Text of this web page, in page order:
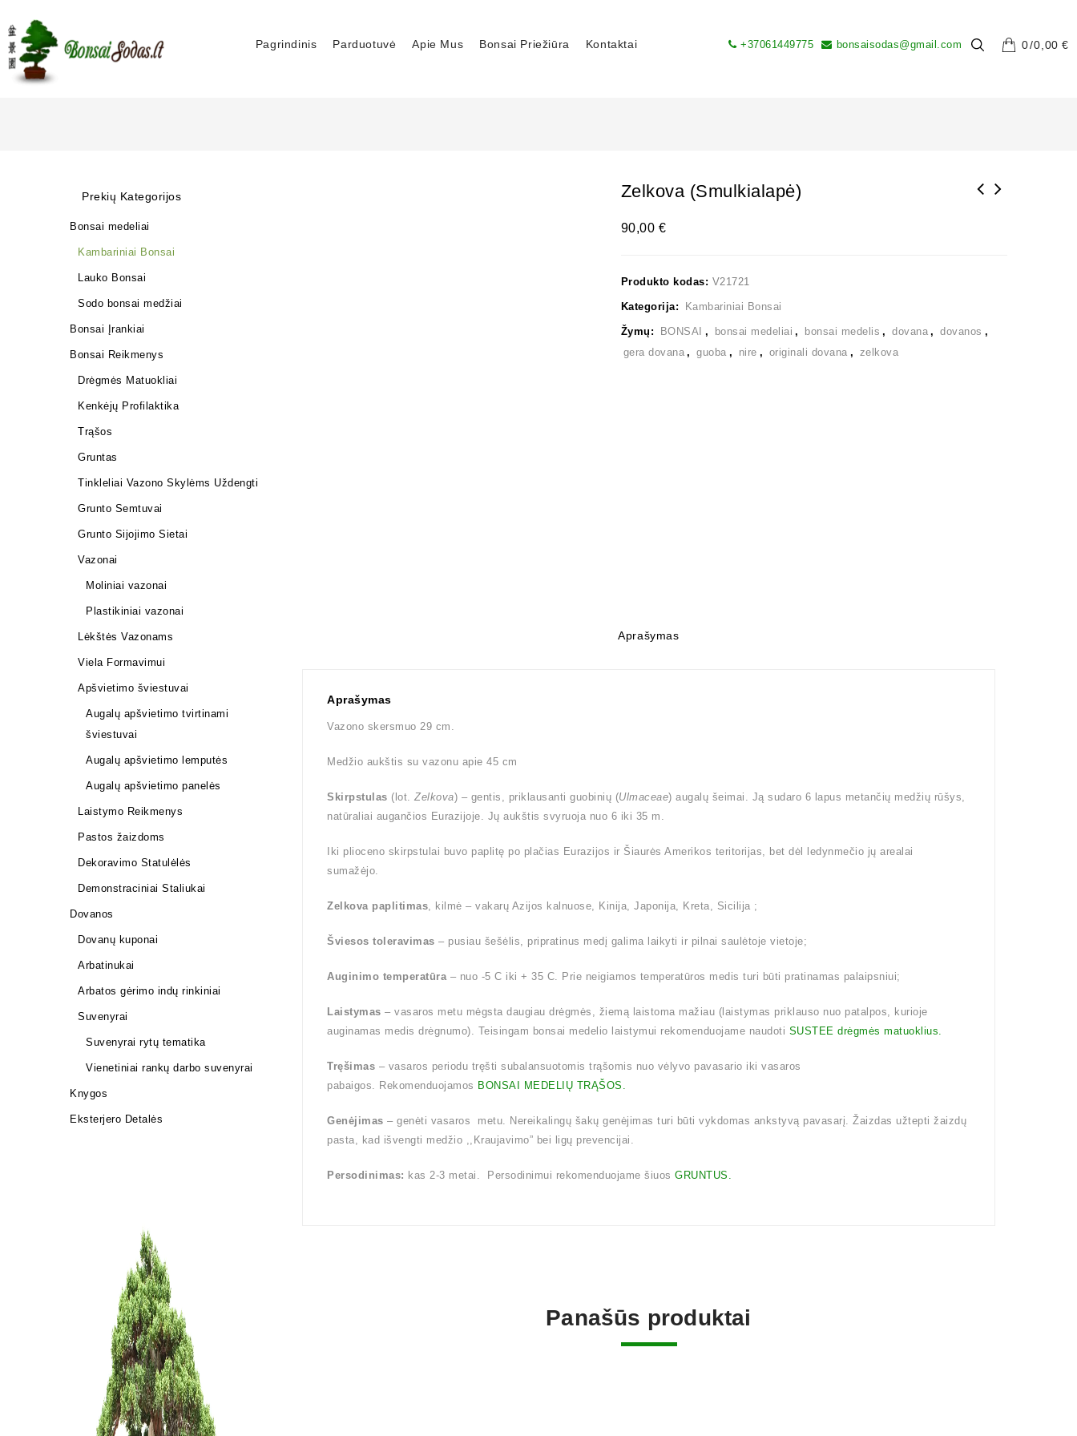
Pagrindinis Parduotuvė Apie Mus Bonsai Priežiūra Kontaktai 0 0,00€
+37061449775 bonsaisodas@gmail.com
Zelkova (smulkialapė)
90,00€
Produkto kodas: V21721
Kategorija: Kambariniai Bonsai
Žymų: BONSAI , bonsai medeliai , bonsai medelis , dovana , dovanos ,
gera dovana , guoba , nire , originali dovana , zelkova
Aprašymas
Aprašymas
Vazono skersmuo 29 cm.
Medžio aukštis su vazonu apie 45 cm
Skirpstulas (lot. Zelkova) – gentis, priklausanti guobinių (Ulmaceae) augalų šeimai. Ją sudaro 6 lapus metančių medžių rūšys,
natūraliai augančios Eurazijoje. Jų aukštis svyruoja nuo 6 iki 35 m.
Iki plioceno skirpstulai buvo paplitę po plačias Eurazijos ir Šiaurės Amerikos teritorijas, bet dėl ledynmečio jų arealai
sumažėjo.
Zelkova paplitimas, kilmė – vakarų Azijos kalnuose, Kinija, Japonija, Kreta, Sicilija ;
Šviesos toleravimas – pusiau šešėlis, pripratinus medį galima laikyti ir pilnai saulėtoje vietoje;
Auginimo temperatūra– nuo -5 C iki + 35 C. Prie neigiamos temperatūros medis turi būti pratinamas palaipsniui;
Laistymas – vasaros metu mėgsta daugiau drėgmės, žiemą laistoma mažiau (laistymas priklauso nuo patalpos, kurioje
auginamas medis drėgnumo). Teisingam bonsai medelio laistymui rekomenduojame naudoti SUSTEE drėgmės matuoklius.
Tręšimas – vasaros periodu tręšti subalansuotomis trąšomis nuo vėlyvo pavasario iki vasaros
pabaigos. Rekomenduojamos BONSAI MEDELIŲ TRĄŠOS.
Genėjimas – genėti vasaros metu. Nereikalingų šakų genėjimas turi būti vykdomas ankstyvą pavasarį. Žaizdas užtepti žaizdų
pasta, kad išvengti medžio ,,Kraujavimo” bei ligų prevencijai.
Persodinimas: kas 2-3 metai. Persodinimui rekomenduojame šiuos GRUNTUS.
Panašūs produktai
Prekių Kategorijos
Bonsai medeliai
Kambariniai Bonsai
Lauko Bonsai
Sodo bonsai medžiai
Bonsai Įrankiai
Bonsai Reikmenys
Drėgmės Matuokliai
Kenkėjų Profilaktika
Trąšos
Gruntas
Tinkleliai Vazono Skylėms Uždengti
Grunto Semtuvai
Grunto Sijojimo Sietai
Vazonai
Moliniai vazonai
Plastikiniai vazonai
Lėkštės Vazonams
Viela Formavimui
Apšvietimo šviestuvai
Augalų apšvietimo tvirtinami
šviestuvai
Augalų apšvietimo lemputės
Augalų apšvietimo panelės
Laistymo Reikmenys
Pastos žaizdoms
Dekoravimo Statulėlės
Demonstraciniai Staliukai
Dovanos
Dovanų kuponai
Arbatinukai
Arbatos gėrimo indų rinkiniai
Suvenyrai
Suvenyrai rytų tematika
Vienetiniai rankų darbo suvenyrai
Knygos
Eksterjero Detalės